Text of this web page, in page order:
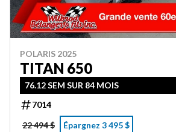
POLARIS 2025
TITAN 650
76.12 SEM SUR 84 MOIS
7014
22 494 $
Épargnez 3 495 $